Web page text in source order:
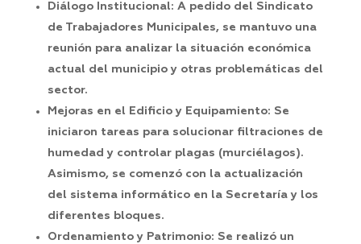
Diálogo Institucional: A pedido del Sindicato
de Trabajadores Municipales, se mantuvo una
reunión para analizar la situación económica
actual del municipio y otras problemáticas del
sector.
Mejoras en el Edificio y Equipamiento: Se
iniciaron tareas para solucionar filtraciones de
humedad y controlar plagas (murciélagos).
Asimismo, se comenzó con la actualización
del sistema informático en la Secretaría y los
diferentes bloques.
Ordenamiento y Patrimonio: Se realizó un